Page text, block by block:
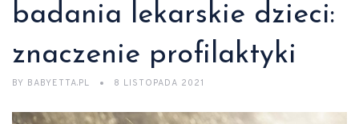
badania lekarskie dzieci:
znaczenie profilaktyki
BY BABYETTA.PL 8 LISTOPADA 2021